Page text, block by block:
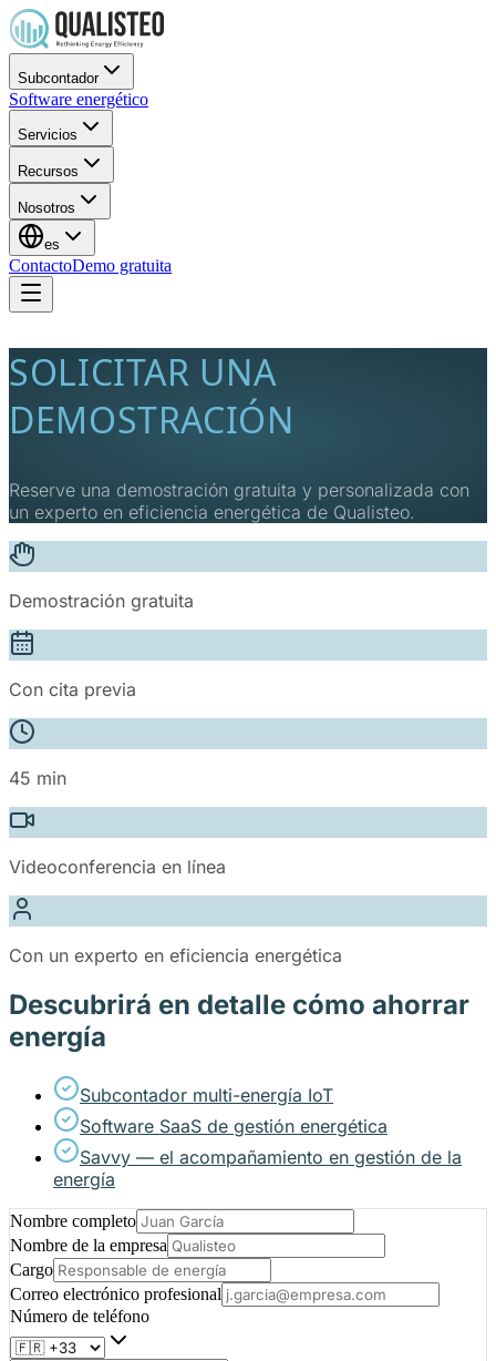
Subcontador
Software energético
Servicios
Recursos
Nosotros
es
ContactoDemo gratuita
SOLICITAR UNA
DEMOSTRACIÓN
Reserve una demostración gratuita y personalizada con
un experto en eficiencia energética de Qualisteo.
Demostración gratuita
Con cita previa
45 min
Videoconferencia en línea
Con un experto en eficiencia energética
Descubrirá en detalle cómo ahorrar
energía
Subcontador multi-energía IoT
Software SaaS de gestión energética
Savvy — el acompañamiento en gestión de la
energía
Nombre completo
Nombre de la empresa
Cargo
Correo electrónico profesional
Número de teléfono